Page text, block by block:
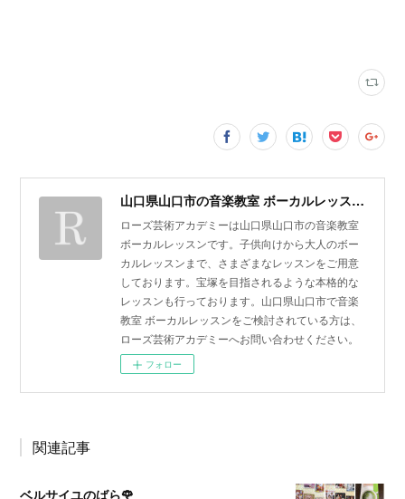
山口県山口市の音楽教室 ボーカルレッスン | ローズ芸術アカデミー
ローズ芸術アカデミーは山口県山口市の音楽教室
ボーカルレッスンです。子供向けから大人のボー
カルレッスンまで、さまざまなレッスンをご用意
しております。宝塚を目指されるような本格的な
レッスンも行っております。山口県山口市で音楽
教室 ボーカルレッスンをご検討されている方は、
ローズ芸術アカデミーへお問い合わせください。
フォロー
関連記事
ベルサイユのばら🌹